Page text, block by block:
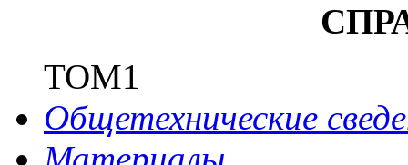
ТОМ1
Общетехнические